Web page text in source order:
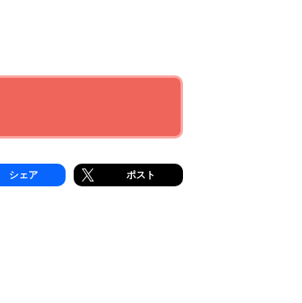
シェア ポスト